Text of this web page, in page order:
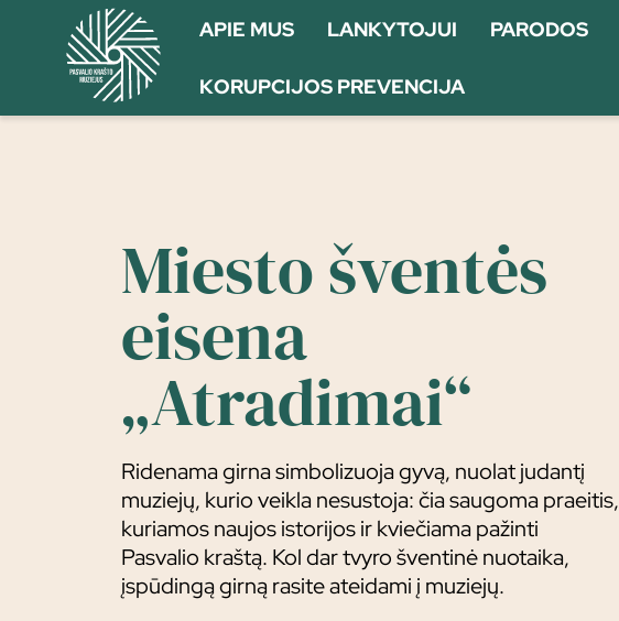
APIE MUS LANKYTOJUI PARODOS
KORUPCIJOS PREVENCIJA
Miesto šventės
eisena
„Atradimai“
Ridenama girna simbolizuoja gyvą, nuolat judantį
muziejų, kurio veikla nesustoja: čia saugoma praeitis,
kuriamos naujos istorijos ir kviečiama pažinti
Pasvalio kraštą. Kol dar tvyro šventinė nuotaika,
įspūdingą girną rasite ateidami į muziejų.